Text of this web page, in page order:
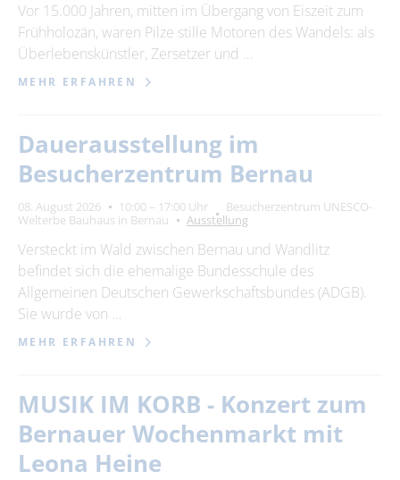
Vor 15.000 Jahren, mitten im Übergang von Eiszeit zum
Frühholozän, waren Pilze stille Motoren des Wandels: als
Überlebenskünstler, Zersetzer und …
MEHR ERFAHREN
Dauerausstellung im
Besucherzentrum Bernau
08. August 2026 10:00 – 17:00 Uhr
Besucherzentrum UNESCO-
Welterbe Bauhaus in Bernau
Ausstellung
Versteckt im Wald zwischen Bernau und Wandlitz
befindet sich die ehemalige Bundesschule des
Allgemeinen Deutschen Gewerkschaftsbundes (ADGB).
Sie wurde von …
MEHR ERFAHREN
MUSIK IM KORB - Konzert zum
Bernauer Wochenmarkt mit
Leona Heine